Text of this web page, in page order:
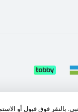
بالنقر فوق قبول أو
بيان الخصوصية الكوكيز